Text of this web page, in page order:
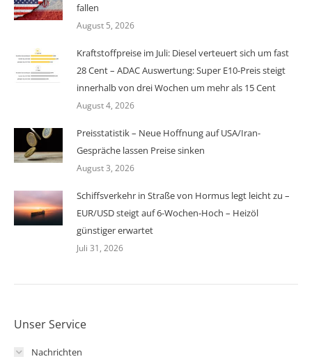
fallen
August 5, 2026
Kraftstoffpreise im Juli: Diesel verteuert sich um fast
28 Cent – ADAC Auswertung: Super E10-Preis steigt
innerhalb von drei Wochen um mehr als 15 Cent
August 4, 2026
Preisstatistik – Neue Hoffnung auf USA/Iran-
Gespräche lassen Preise sinken
August 3, 2026
Schiffsverkehr in Straße von Hormus legt leicht zu –
EUR/USD steigt auf 6-Wochen-Hoch – Heizöl
günstiger erwartet
Juli 31, 2026
Unser Service
Nachrichten